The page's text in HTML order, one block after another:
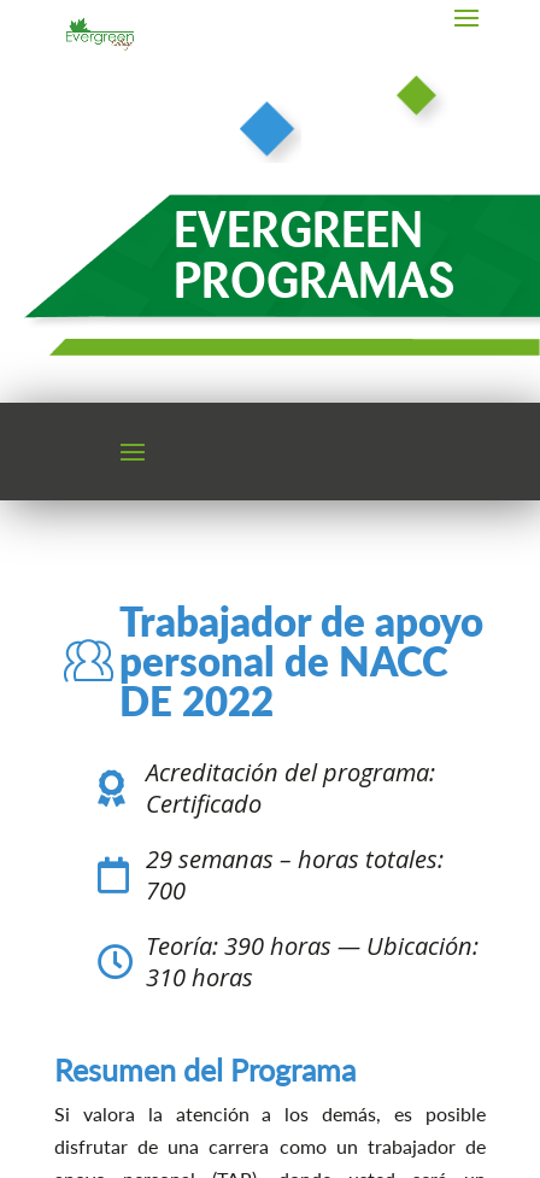
EVERGREEN
PROGRAMAS
Trabajador de apoyo
personal de NACC
DE 2022
Acreditación del programa:
Certificado
29 semanas – horas totales:
700
Teoría: 390 horas — Ubicación:
310 horas
Resumen del Programa
Si valora la atención a los demás, es posible
disfrutar de una carrera como un trabajador de